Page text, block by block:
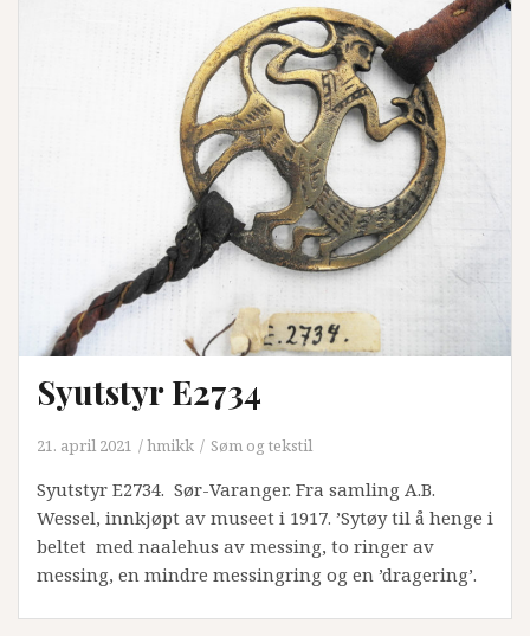
Syutstyr E2734
21. april 2021 hmikk Søm og tekstil
Syutstyr E2734. Sør-Varanger. Fra samling A.B.
Wessel, innkjøpt av museet i 1917. ’Sytøy til å henge i
beltet med naalehus av messing, to ringer av
messing, en mindre messingring og en ’dragering’.